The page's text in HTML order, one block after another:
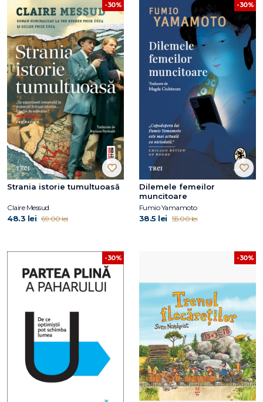
-30%
Strania istorie tumultuoasă
Claire Messud
48.3 lei 69.00 lei
-30%
Dilemele femeilor
muncitoare
Fumio Yamamoto
38.5 lei 55.00 lei
-30% -30%